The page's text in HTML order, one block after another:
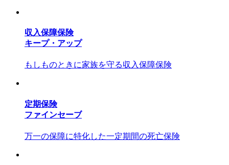
収入保障保険
キープ・アップ
もしものときに家族を守る収入保障保険
定期保険
ファインセーブ
万一の保障に特化した一定期間の死亡保険